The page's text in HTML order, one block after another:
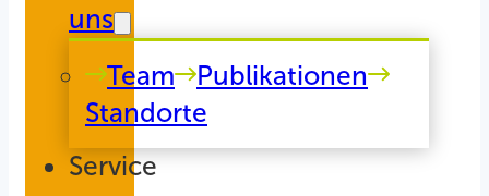
uns
Team
Publikationen
Standorte
Service